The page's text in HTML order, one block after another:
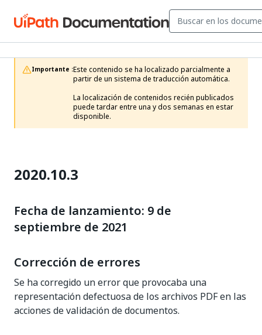
Importante :Este contenido se ha localizado parcialmente a
partir de un sistema de traducción automática.
La localización de contenidos recién publicados
puede tardar entre una y dos semanas en estar
disponible.
2020.10.3
Fecha de lanzamiento: 9 de
septiembre de 2021
Corrección de errores
Se ha corregido un error que provocaba una
representación defectuosa de los archivos PDF en las
acciones de validación de documentos.